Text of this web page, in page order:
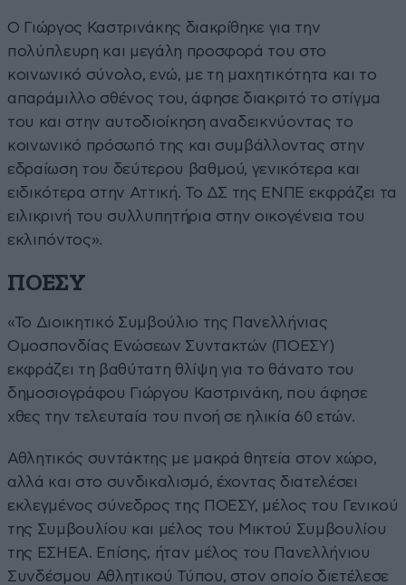
Ο Γιώργος Καστρινάκης διακρίθηκε για την
πολύπλευρη και μεγάλη προσφορά του στο
κοινωνικό σύνολο, ενώ, με τη μαχητικότητα και το
απαράμιλλο σθένος του, άφησε διακριτό το στίγμα
του και στην αυτοδιοίκηση αναδεικνύοντας το
κοινωνικό πρόσωπό της και συμβάλλοντας στην
εδραίωση του δεύτερου βαθμού, γενικότερα και
ειδικότερα στην Αττική. Το ΔΣ της ΕΝΠΕ εκφράζει τα
ειλικρινή του συλλυπητήρια στην οικογένεια του
εκλιπόντος».
ΠΟΕΣΥ
«Το Διοικητικό Συμβούλιο της Πανελλήνιας
Ομοσπονδίας Ενώσεων Συντακτών (ΠΟΕΣΥ)
εκφράζει τη βαθύτατη θλίψη για το θάνατο του
δημοσιογράφου Γιώργου Καστρινάκη, που άφησε
χθες την τελευταία του πνοή σε ηλικία 60 ετών.
Αθλητικός συντάκτης με μακρά θητεία στον χώρο,
αλλά και στο συνδικαλισμό, έχοντας διατελέσει
εκλεγμένος σύνεδρος της ΠΟΕΣΥ, μέλος του Γενικού
της Συμβουλίου και μέλος του Μικτού Συμβουλίου
της ΕΣΗΕΑ. Επίσης, ήταν μέλος του Πανελλήνιου
Συνδέσμου Αθλητικού Τύπου, στον οποίο διετέλεσε